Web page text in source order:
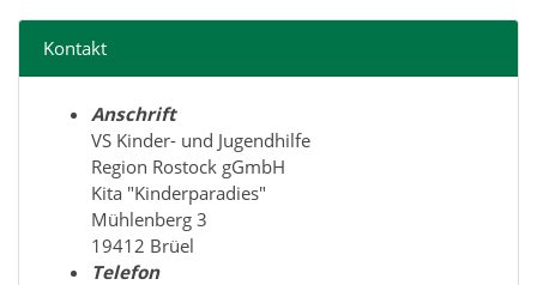
Kontakt
Anschrift
VS Kinder- und Jugendhilfe
Region Rostock gGmbH
Kita "Kinderparadies"
Mühlenberg 3
19412 Brüel
Telefon